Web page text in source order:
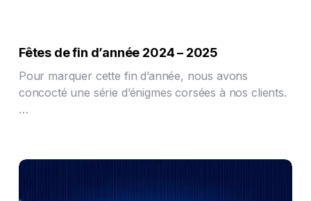
Fêtes de fin d’année 2024 – 2025
Pour marquer cette fin d’année, nous avons
concocté une série d’énigmes corsées à nos clients.
…